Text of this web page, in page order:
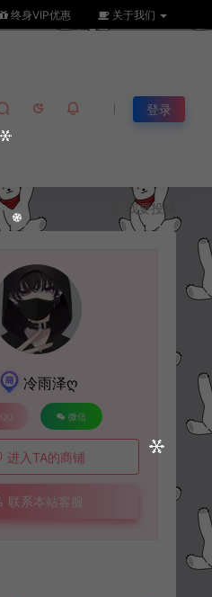
终身VIP优惠 关于我们
登录
我要投稿
冷雨泽ღ
QQ 微信
进入TA的商铺
联系本站客服